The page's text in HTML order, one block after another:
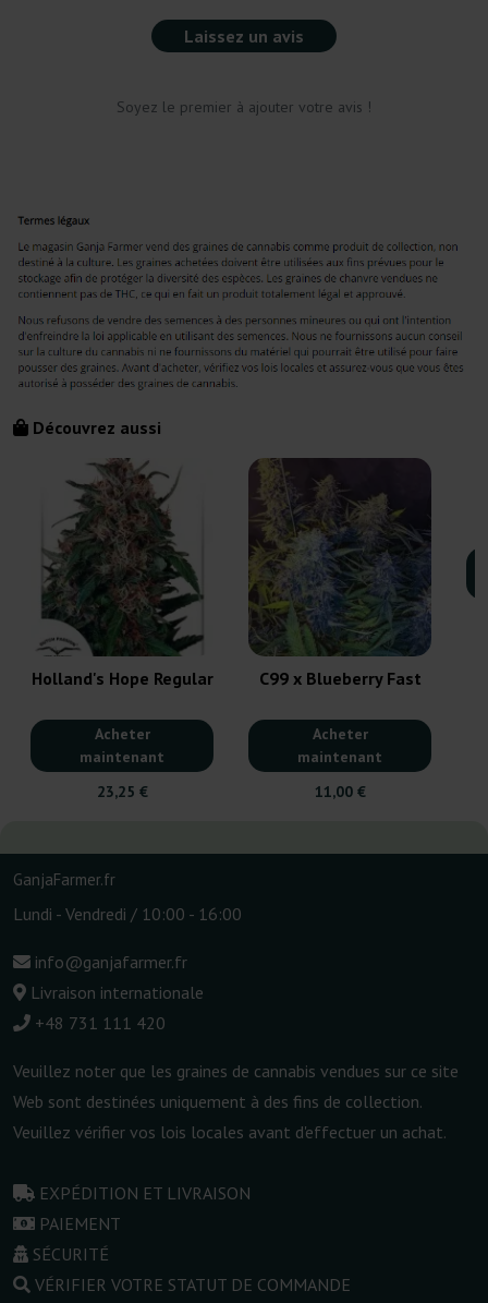
Laissez un avis
Soyez le premier à ajouter votre avis !
Découvrez aussi
Holland's Hope Regular
Acheter
maintenant
23,25 €
C99 x Blueberry Fast
Acheter
maintenant
11,00 €
GanjaFarmer.fr
Lundi - Vendredi / 10:00 - 16:00
info@ganjafarmer.fr
Livraison internationale
+48 731 111 420
Veuillez noter que les graines de cannabis vendues sur ce site
Web sont destinées uniquement à des fins de collection.
Veuillez vérifier vos lois locales avant d'effectuer un achat.
EXPÉDITION ET LIVRAISON
PAIEMENT
SÉCURITÉ
VÉRIFIER VOTRE STATUT DE COMMANDE